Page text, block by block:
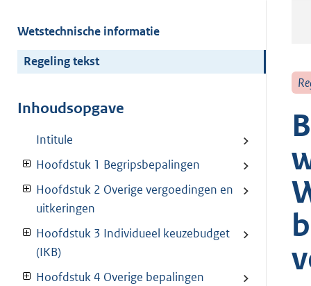
Wetstechnische informatie
Regeling tekst
Inhoudsopgave
Intitule
Hoofdstuk 1 Begripsbepalingen
Hoofdstuk 2 Overige vergoedingen en
uitkeringen
Hoofdstuk 3 Individueel keuzebudget
(IKB)
Hoofdstuk 4 Overige bepalingen